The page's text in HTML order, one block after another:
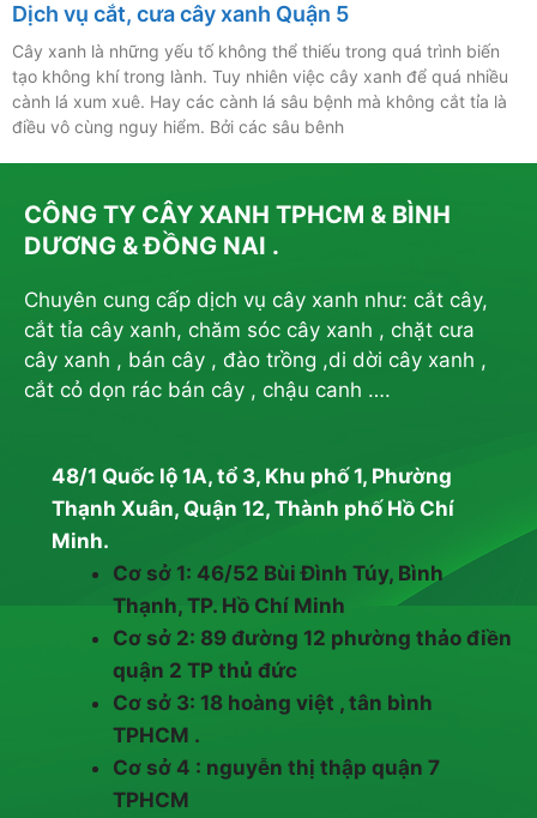
Dịch vụ cắt, cưa cây xanh Quận 5
Cây xanh là những yếu tố không thể thiếu trong quá trình biến
tạo không khí trong lành. Tuy nhiên việc cây xanh để quá nhiều
cành lá xum xuê. Hay các cành lá sâu bệnh mà không cắt tỉa là
điều vô cùng nguy hiểm. Bởi các sâu bênh
CÔNG TY CÂY XANH TPHCM & BÌNH
DƯƠNG & ĐỒNG NAI .
Chuyên cung cấp dịch vụ cây xanh như: cắt cây,
cắt tỉa cây xanh, chăm sóc cây xanh , chặt cưa
cây xanh , bán cây , đào trồng ,di dời cây xanh ,
cắt cỏ dọn rác bán cây , chậu canh ….
48/1 Quốc lộ 1A, tổ 3, Khu phố 1, Phường
Thạnh Xuân, Quận 12, Thành phố Hồ Chí
Minh.
Cơ sở 1: 46/52 Bùi Đình Túy, Bình
Thạnh, TP. Hồ Chí Minh
Cơ sở 2: 89 đường 12 phường thảo điền
quận 2 TP thủ đức
Cơ sở 3: 18 hoàng việt , tân bình
TPHCM .
Cơ sở 4 : nguyễn thị thập quận 7
TPHCM